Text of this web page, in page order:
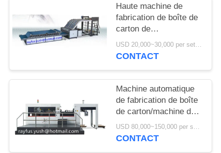
Haute machine de
fabrication de boîte de
carton de
Tableau/machine de
papier extérieure de
USD 20,000~30,000 per set MOQ:1 ensemble
CONTACT
Machine automatique
de fabrication de boîte
de carton/machine de
découpage de couche
horizontale
USD 80,000~150,000 per set MOQ:1 ensemble
CONTACT